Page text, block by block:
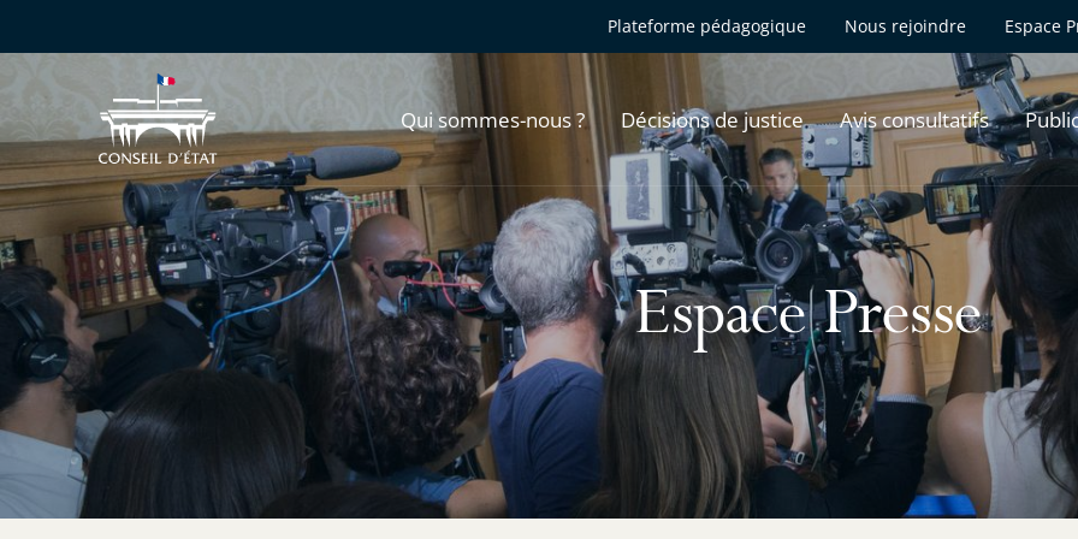
Plateforme pédagogique Nous rejoindre Espace
Qui sommes-nous ? Décisions de justice Avis consultatifs
Espace Presse